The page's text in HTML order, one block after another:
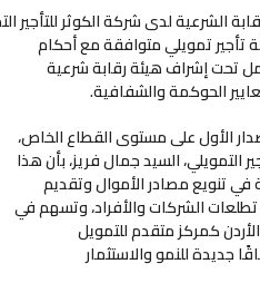
الشرعية لدى شركة الكوثر للتأجير
تأجير تمويلي متوافقة مع أحكام
تحت إشراف هيئة رقابة شرعية
الحوكمة والشفافية.
الأول على مستوى القطاع الخاص،
التمويلي، السيد جمال فريز، بأن هذا
في تنويع مصادر الأموال وتقديم
الشركات والأفراد، وتسهم في
كمركز متقدم للتمويل
جديدة للنمو والاستثمار